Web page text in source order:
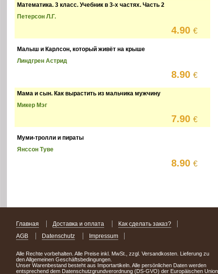
Математика. 3 класс. Учебник в 3-х частях. Часть 2
Петерсон Л.Г.
4.90€
Малыш и Карлсон, который живёт на крыше
Линдгрен Астрид
8.90€
Мама и сын. Как вырастить из мальчика мужчину
Микер Мэг
7.90€
Муми-тролли и пираты
Янссон Туве
8.90€
Главная Доставка и оплата
Как сделать заказ?
AGB
Datenschutz Impressum
Alle Rechte vorbehalten. Alle Preise inkl. MwSt., zzgl. Versandkosten. Lieferung zu
den Allgemeinen Geschäftsbedingungen.
Unser Warenbestand besteht aus Importartikeln. Alle persönlichen Daten werden
entsprechend dem Datenschutzgrundverordnung (DS-GVO) der Europäischen Union